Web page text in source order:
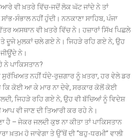
ਵੀ ਖ਼ਤਰੇ ਵਿੱਚ-ਜਦੋਂ ਲੋਕ ਘੱਟ ਜਾਂਦੇ ਨੇ ਤਾਂ
ਸੰਭਾਲ ਨਹੀਂ ਹੁੰਦੀ। ਨਨਕਾਣਾ ਸਾਹਿਬ, ਪੰਜਾ
ਅਸਥਾਨ ਵੀ ਖ਼ਤਰੇ ਵਿੱਚ ਨੇ। ਹਜ਼ਾਰਾਂ ਸਿੱਖ ਪਿਛਲੇ
ਤੇ ਦੂਜੇ ਮੁਲਕਾਂ ਚਲੇ ਗਏ ਨੇ। ਜਿਹੜੇ ਰਹਿ ਗਏ ਨੇ, ਉਹ
ਨੇ।
ਨੇ ਪਾਕਿਸਤਾਨ?
ਸੁਰੱਖਿਅਤ ਨਹੀਂ ਧੰਦੇ-ਰੁਜ਼ਗਾਰ ਨੂੰ ਖ਼ਤਰਾ, ਹਰ ਵੇਲੇ ਡਰ
ਕਿ ਕੋਈ ਆ ਕੇ ਮਾਰ ਨਾ ਦੇਵੇ, ਸਰਕਾਰ ਕੋਲੋਂ ਕੋਈ
ਜਿਹੜੇ ਰਹਿ ਗਏ ਨੇ, ਉਹ ਵੀ ਬੱਚਿਆਂ ਨੂੰ ਵਿਦੇਸ਼
ਆਪ ਵੀ ਜਾਣ ਦੀ ਤਿਆਰੀ ਕਰ ਰਹੇ ਨੇ।
ਹੈ – ਜੇਕਰ ਜਲਦੀ ਕੁਝ ਨਾ ਕੀਤਾ ਤਾਂ ਪਾਕਿਸਤਾਨ
ਖ਼ਤਮ ਹੋ ਜਾਵੇਗਾ ਤੇ ਉੱਥੋਂ ਦੀ ‘‘ਬਹੁ-ਧਰਮੀ’’ ਵਾਲੀ